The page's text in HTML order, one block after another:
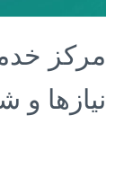
مرکز
نیازها و